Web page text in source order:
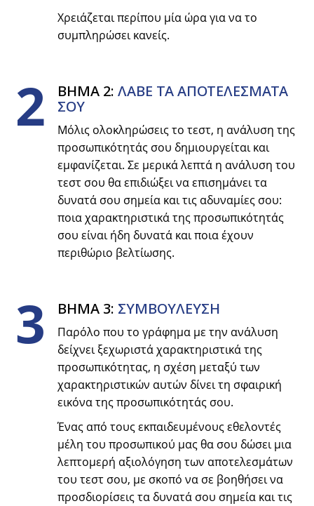
Χρειάζεται περίπου μία ώρα για να το
συμπληρώσει κανείς.
2 ΒΗΜΑ 2: ΛΑΒΕ ΤΑ ΑΠΟΤΕΛΕΣΜΑΤΑ
ΣΟΥ
Μόλις ολοκληρώσεις το τεστ, η ανάλυση της
προσωπικότητάς σου δημιουργείται και
εμφανίζεται. Σε μερικά λεπτά η ανάλυση του
τεστ σου θα επιδιώξει να επισημάνει τα
δυνατά σου σημεία και τις αδυναμίες σου:
ποια χαρακτηριστικά της προσωπικότητάς
σου είναι ήδη δυνατά και ποια έχουν
περιθώριο βελτίωσης.
3 ΒΗΜΑ 3: ΣΥΜΒΟYΛΕΥΣΗ
Παρόλο που το γράφημα με την ανάλυση
δείχνει ξεχωριστά χαρακτηριστικά της
προσωπικότητας, η σχέση μεταξύ των
χαρακτηριστικών αυτών δίνει τη σφαιρική
εικόνα της προσωπικότητάς σου.
Ένας από τους εκπαιδευμένους εθελοντές
μέλη του προσωπικού μας θα σου δώσει μια
λεπτομερή αξιολόγηση των αποτελεσμάτων
του τεστ σου, με σκοπό να σε βοηθήσει να
προσδιορίσεις τα δυνατά σου σημεία και τις